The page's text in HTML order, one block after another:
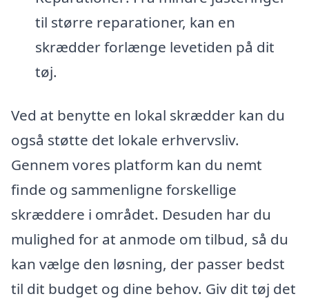
til større reparationer, kan en
skrædder forlænge levetiden på dit
tøj.
Ved at benytte en lokal skrædder kan du
også støtte det lokale erhvervsliv.
Gennem vores platform kan du nemt
finde og sammenligne forskellige
skræddere i området. Desuden har du
mulighed for at anmode om tilbud, så du
kan vælge den løsning, der passer bedst
til dit budget og dine behov. Giv dit tøj det